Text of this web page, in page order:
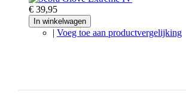
€ 39,95
In winkelwagen
| Voeg toe aan productvergelijking